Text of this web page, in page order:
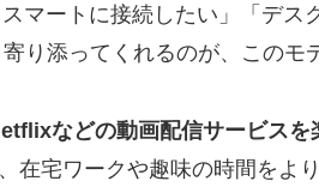
マートに接続したい」「デス
添ってくれるのが、このモ
などの動画配信サービス
在宅ワークや趣味の時間をよ